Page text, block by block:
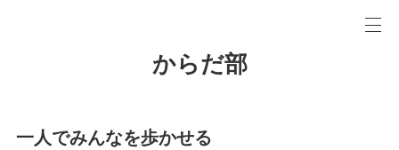
からだ部
一人でみんなを歩かせる